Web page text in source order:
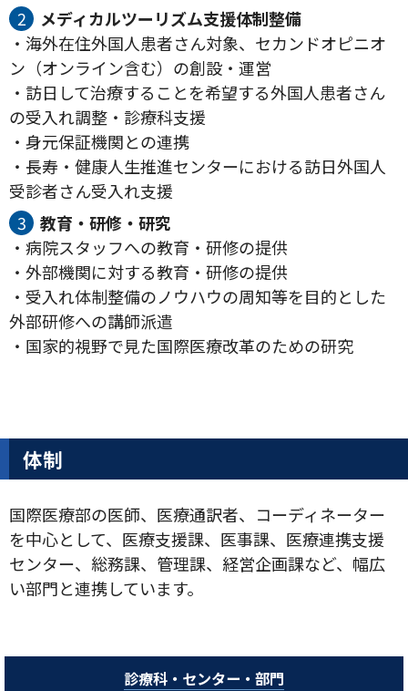
メディカルツーリズム支援体制整備
・海外在住外国人患者さん対象、セカンドオピニオ
ン（オンライン含む）の創設・運営
・訪日して治療することを希望する外国人患者さん
の受入れ調整・診療科支援
・身元保証機関との連携
・長寿・健康人生推進センターにおける訪日外国人
受診者さん受入れ支援
教育・研修・研究
・病院スタッフへの教育・研修の提供
・外部機関に対する教育・研修の提供
・受入れ体制整備のノウハウの周知等を目的とした
外部研修への講師派遣
・国家的視野で見た国際医療改革のための研究
体制
国際医療部の医師、医療通訳者、コーディネーター
を中心として、医療支援課、医事課、医療連携支援
センター、総務課、管理課、経営企画課など、幅広
い部門と連携しています。
診療科・センター・部門